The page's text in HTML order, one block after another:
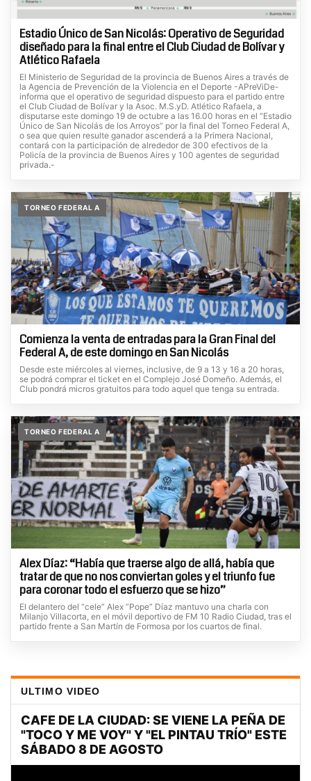
Estadio Único de San Nicolás: Operativo de Seguridad
diseñado para la final entre el Club Ciudad de Bolívar y
Atlético Rafaela
El Ministerio de Seguridad de la provincia de Buenos Aires a través de
la Agencia de Prevención de la Violencia en el Deporte -APreViDe-
informa que el operativo de seguridad dispuesto para el partido entre
el Club Ciudad de Bolívar y la Asoc. M.S.yD. Atlético Rafaela, a
disputarse este domingo 19 de octubre a las 16.00 horas en el “Estadio
Único de San Nicolás de los Arroyos” por la final del Torneo Federal A,
o sea que quien resulte ganador ascenderá a la Primera Nacional,
contará con la participación de alrededor de 300 efectivos de la
Policía de la provincia de Buenos Aires y 100 agentes de seguridad
privada.-
TORNEO FEDERAL A
Comienza la venta de entradas para la Gran Final del
Federal A, de este domingo en San Nicolás
Desde este miércoles al viernes, inclusive, de 9 a 13 y 16 a 20 horas,
se podrá comprar el ticket en el Complejo José Domeño. Además, el
Club pondrá micros gratuitos para todo aquel que tenga su entrada.
TORNEO FEDERAL A
Alex Díaz: “Había que traerse algo de allá, había que
tratar de que no nos conviertan goles y el triunfo fue
para coronar todo el esfuerzo que se hizo”
El delantero del “cele” Alex “Pope” Díaz mantuvo una charla con
Milanjo Villacorta, en el móvil deportivo de FM 10 Radio Ciudad, tras el
partido frente a San Martín de Formosa por los cuartos de final.
ULTIMO VIDEO